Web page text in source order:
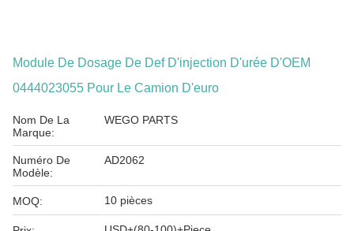
Module De Dosage De Def D'injection D'urée D'OEM
0444023055 Pour Le Camion D'euro
Nom De La
Marque:
WEGO PARTS
Numéro De
Modèle:
AD2062
MOQ: 10 pièces